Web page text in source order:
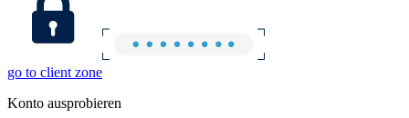
go to client zone
Konto ausprobieren